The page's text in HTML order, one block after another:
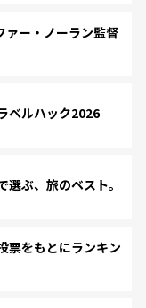
ー・ノーラン監督
ベルハック2026
ぶ、旅のベスト。
をもとにランキン